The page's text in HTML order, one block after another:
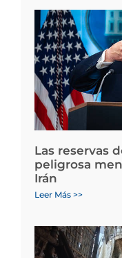
Las reservas
peligrosa
Irán
Leer Más >>